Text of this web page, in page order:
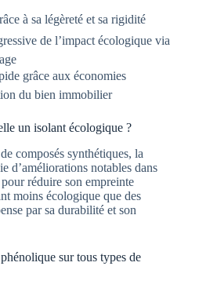
à sa légèreté et sa rigidité
de l’impact écologique via
grâce aux économies
du bien immobilier
un isolant écologique ?
composés synthétiques, la
d’améliorations notables dans
réduire son empreinte
moins écologique que des
par sa durabilité et son
sur tous types de